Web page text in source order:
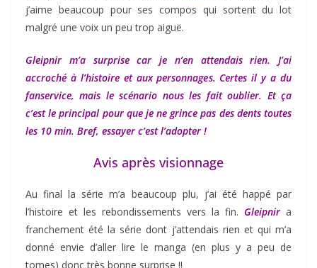
j’aime beaucoup pour ses compos qui sortent du lot
malgré une voix un peu trop aiguë.
Gleipnir m’a surprise car je n’en attendais rien. J’ai
accroché à l’histoire et aux personnages. Certes il y a du
fanservice, mais le scénario nous les fait oublier. Et ça
c’est le principal pour que je ne grince pas des dents toutes
les 10 min. Bref, essayer c’est l’adopter !
Avis après visionnage
Au final la série m’a beaucoup plu, j’ai été happé par
l’histoire et les rebondissements vers la fin. Gleipnir a
franchement été la série dont j’attendais rien et qui m’a
donné envie d’aller lire le manga (en plus y a peu de
tomes) donc très bonne surprise !!